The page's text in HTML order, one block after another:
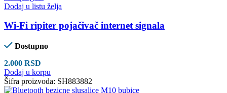
Dodaj u listu želja
Wi-Fi ripiter pojačivač internet signala
Dostupno
2.000 RSD
Dodaj u korpu
Šifra proizvoda: SH883882